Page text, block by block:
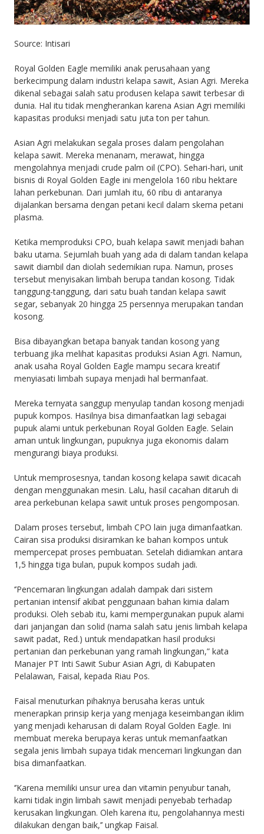
Source: Intisari
Royal Golden Eagle memiliki anak perusahaan yang
berkecimpung dalam industri kelapa sawit, Asian Agri. Mereka
dikenal sebagai salah satu produsen kelapa sawit terbesar di
dunia. Hal itu tidak mengherankan karena Asian Agri memiliki
kapasitas produksi menjadi satu juta ton per tahun.
Asian Agri melakukan segala proses dalam pengolahan
kelapa sawit. Mereka menanam, merawat, hingga
mengolahnya menjadi crude palm oil (CPO). Sehari-hari, unit
bisnis di Royal Golden Eagle ini mengelola 160 ribu hektare
lahan perkebunan. Dari jumlah itu, 60 ribu di antaranya
dijalankan bersama dengan petani kecil dalam skema petani
plasma.
Ketika memproduksi CPO, buah kelapa sawit menjadi bahan
baku utama. Sejumlah buah yang ada di dalam tandan kelapa
sawit diambil dan diolah sedemikian rupa. Namun, proses
tersebut menyisakan limbah berupa tandan kosong. Tidak
tanggung-tanggung, dari satu buah tandan kelapa sawit
segar, sebanyak 20 hingga 25 persennya merupakan tandan
kosong.
Bisa dibayangkan betapa banyak tandan kosong yang
terbuang jika melihat kapasitas produksi Asian Agri. Namun,
anak usaha Royal Golden Eagle mampu secara kreatif
menyiasati limbah supaya menjadi hal bermanfaat.
Mereka ternyata sanggup menyulap tandan kosong menjadi
pupuk kompos. Hasilnya bisa dimanfaatkan lagi sebagai
pupuk alami untuk perkebunan Royal Golden Eagle. Selain
aman untuk lingkungan, pupuknya juga ekonomis dalam
mengurangi biaya produksi.
Untuk memprosesnya, tandan kosong kelapa sawit dicacah
dengan menggunakan mesin. Lalu, hasil cacahan ditaruh di
area perkebunan kelapa sawit untuk proses pengomposan.
Dalam proses tersebut, limbah CPO lain juga dimanfaatkan.
Cairan sisa produksi disiramkan ke bahan kompos untuk
mempercepat proses pembuatan. Setelah didiamkan antara
1,5 hingga tiga bulan, pupuk kompos sudah jadi.
‘’Pencemaran lingkungan adalah dampak dari sistem
pertanian intensif akibat penggunaan bahan kimia dalam
produksi. Oleh sebab itu, kami mempergunakan pupuk alami
dari janjangan dan solid (nama salah satu jenis limbah kelapa
sawit padat, Red.) untuk mendapatkan hasil produksi
pertanian dan perkebunan yang ramah lingkungan,” kata
Manajer PT Inti Sawit Subur Asian Agri, di Kabupaten
Pelalawan, Faisal, kepada Riau Pos.
Faisal menuturkan pihaknya berusaha keras untuk
menerapkan prinsip kerja yang menjaga keseimbangan iklim
yang menjadi keharusan di dalam Royal Golden Eagle. Ini
membuat mereka berupaya keras untuk memanfaatkan
segala jenis limbah supaya tidak mencemari lingkungan dan
bisa dimanfaatkan.
‘’Karena memiliki unsur urea dan vitamin penyubur tanah,
kami tidak ingin limbah sawit menjadi penyebab terhadap
kerusakan lingkungan. Oleh karena itu, pengolahannya mesti
dilakukan dengan baik,’’ ungkap Faisal.